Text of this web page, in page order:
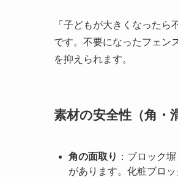
「子どもが大きくなった
です。不要になったフェン
を抑えられます。
素材の安全性（角・
角の面取り ：ブロック
があります。化粧ブロ